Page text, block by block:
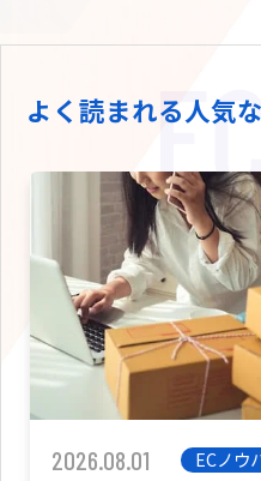
海外進出
カスタ
よく読まれる人気
2026.08.01
ECノウ